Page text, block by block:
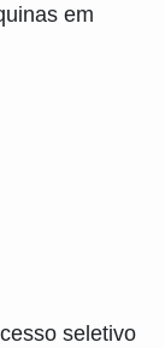
em
seletivo